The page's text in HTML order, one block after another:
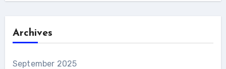
Archives
September 2025